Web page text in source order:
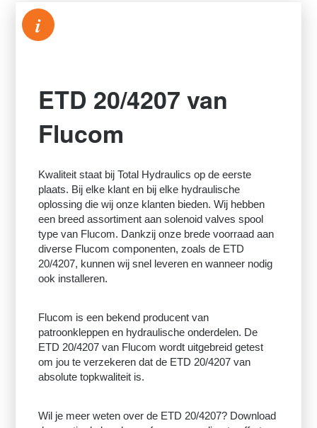
i
ETD 20/4207 van
Flucom
Kwaliteit staat bij Total Hydraulics op de eerste
plaats. Bij elke klant en bij elke hydraulische
oplossing die wij onze klanten bieden. Wij hebben
een breed assortiment aan solenoid valves spool
type van Flucom. Dankzij onze brede voorraad aan
diverse Flucom componenten, zoals de ETD
20/4207, kunnen wij snel leveren en wanneer nodig
ook installeren.
Flucom is een bekend producent van
patroonkleppen en hydraulische onderdelen. De
ETD 20/4207 van Flucom wordt uitgebreid getest
om jou te verzekeren dat de ETD 20/4207 van
absolute topkwaliteit is.
Wil je meer weten over de ETD 20/4207? Download